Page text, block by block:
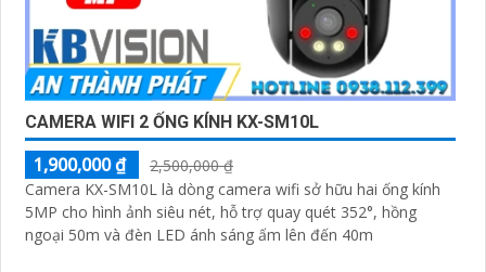
CAMERA WIFI 2 ỐNG KÍNH KX-SM10L
1,900,000 ₫
2,500,000 ₫
Camera KX-SM10L là dòng camera wifi sở hữu hai ống kính
5MP cho hình ảnh siêu nét, hỗ trợ quay quét 352°, hồng
ngoại 50m và đèn LED ánh sáng ấm lên đến 40m